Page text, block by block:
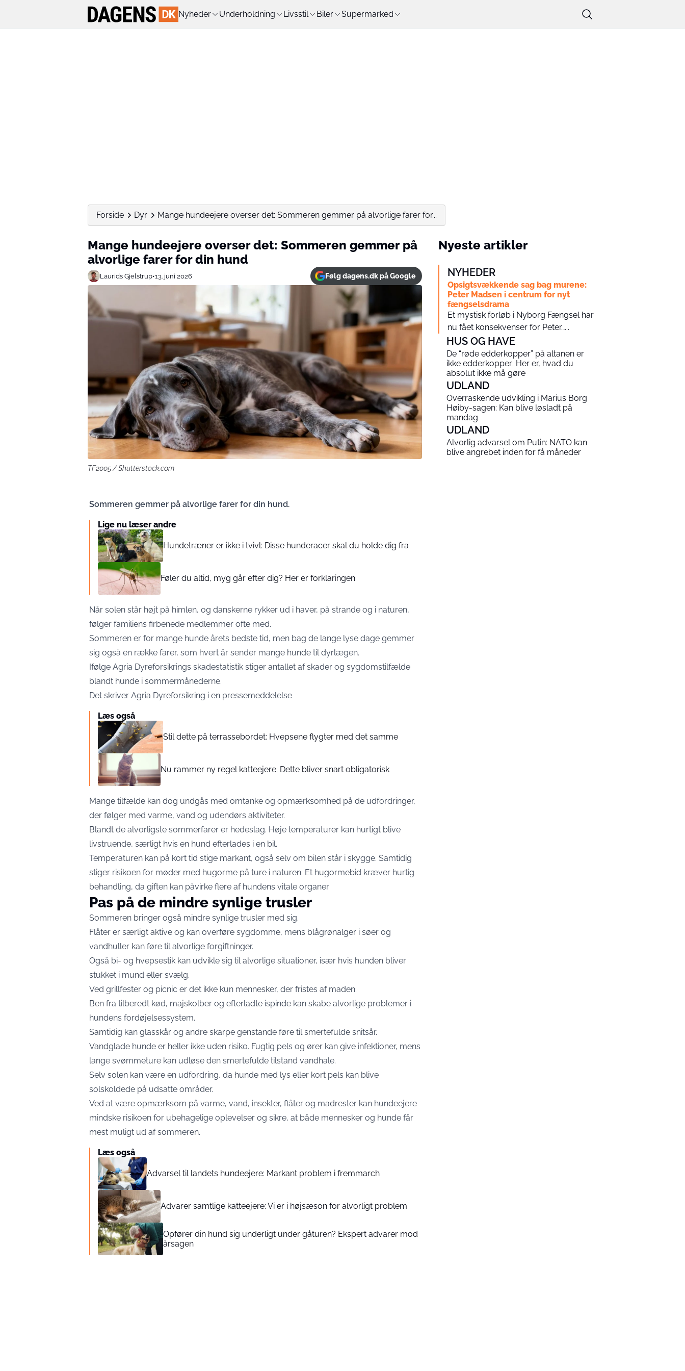
Nyheder Underholdning Livsstil Biler Supermarked
Forside Dyr Mange hundeejere overser det: Sommeren gemmer på alvorlige farer for...
Mange hundeejere overser det: Sommeren gemmer på
alvorlige farer for din hund
Laurids Gjelstrup•13. juni 2026 Følg dagens.dk på Google
TF2005 / Shutterstock.com
Sommeren gemmer på alvorlige farer for din hund.
Lige nu læser andre
Hundetræner er ikke i tvivl: Disse hunderacer skal du holde dig fra
Føler du altid, myg går efter dig? Her er forklaringen
Når solen står højt på himlen, og danskerne rykker ud i haver, på strande og i naturen,
følger familiens firbenede medlemmer ofte med.
Sommeren er for mange hunde årets bedste tid, men bag de lange lyse dage gemmer
sig også en række farer, som hvert år sender mange hunde til dyrlægen.
Ifølge Agria Dyreforsikrings skadestatistik stiger antallet af skader og sygdomstilfælde
blandt hunde i sommermånederne.
Det skriver Agria Dyreforsikring i en pressemeddelelse
Læs også
Stil dette på terrassebordet: Hvepsene flygter med det samme
Nu rammer ny regel katteejere: Dette bliver snart obligatorisk
Mange tilfælde kan dog undgås med omtanke og opmærksomhed på de udfordringer,
der følger med varme, vand og udendørs aktiviteter.
Blandt de alvorligste sommerfarer er hedeslag. Høje temperaturer kan hurtigt blive
livstruende, særligt hvis en hund efterlades i en bil.
Temperaturen kan på kort tid stige markant, også selv om bilen står i skygge. Samtidig
stiger risikoen for møder med hugorme på ture i naturen. Et hugormebid kræver hurtig
behandling, da giften kan påvirke flere af hundens vitale organer.
Pas på de mindre synlige trusler
Sommeren bringer også mindre synlige trusler med sig.
Flåter er særligt aktive og kan overføre sygdomme, mens blågrønalger i søer og
vandhuller kan føre til alvorlige forgiftninger.
Også bi- og hvepsestik kan udvikle sig til alvorlige situationer, især hvis hunden bliver
stukket i mund eller svælg.
Ved grillfester og picnic er det ikke kun mennesker, der fristes af maden.
Ben fra tilberedt kød, majskolber og efterladte ispinde kan skabe alvorlige problemer i
hundens fordøjelsessystem.
Samtidig kan glasskår og andre skarpe genstande føre til smertefulde snitsår.
Vandglade hunde er heller ikke uden risiko. Fugtig pels og ører kan give infektioner, mens
lange svømmeture kan udløse den smertefulde tilstand vandhale.
Selv solen kan være en udfordring, da hunde med lys eller kort pels kan blive
solskoldede på udsatte områder.
Ved at være opmærksom på varme, vand, insekter, flåter og madrester kan hundeejere
mindske risikoen for ubehagelige oplevelser og sikre, at både mennesker og hunde får
mest muligt ud af sommeren.
Læs også
Advarsel til landets hundeejere: Markant problem i fremmarch
Advarer samtlige katteejere: Vi er i højsæson for alvorligt problem
Opfører din hund sig underligt under gåturen? Ekspert advarer mod
årsagen
Nyeste artikler
NYHEDER
Opsigtsvækkende sag bag murene:
Peter Madsen i centrum for nyt
fængselsdrama
Et mystisk forløb i Nyborg Fængsel har
nu fået konsekvenser for Peter…...
HUS OG HAVE
De “røde edderkopper” på altanen er
ikke edderkopper: Her er, hvad du
absolut ikke må gøre
UDLAND
Overraskende udvikling i Marius Borg
Høiby-sagen: Kan blive løsladt på
mandag
UDLAND
Alvorlig advarsel om Putin: NATO kan
blive angrebet inden for få måneder